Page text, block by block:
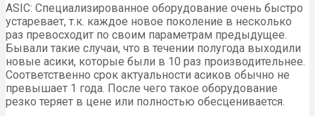
ASIC: Специализированное оборудование очень быстро
устаревает, т.к. каждое новое поколение в несколько
раз превосходит по своим параметрам предыдущее.
Бывали такие случаи, что в течении полугода выходили
новые асики, которые были в 10 раз производительнее.
Соответственно срок актуальности асиков обычно не
превышает 1 года. После чего такое оборудование
резко теряет в цене или полностью обесценивается.